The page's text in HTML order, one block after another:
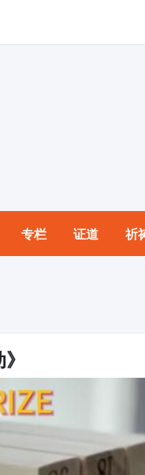
专栏 证道 祈